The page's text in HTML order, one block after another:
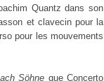
Quantz dans son
et clavecin pour la
pour les mouvements
Söhne que Concerto